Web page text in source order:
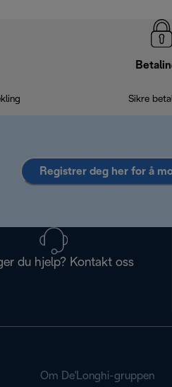
Sikre
Registrer deg her for å
du hjelp? Kontakt oss
Om De'Longhi-gruppen